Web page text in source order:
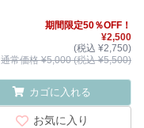
期間限定50％OFF！
¥2,500
(税込 ¥2,750)
通常価格 ¥5,000 (税込 ¥5,500)
カゴに入れる
お気に入り